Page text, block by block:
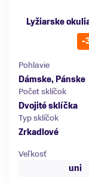
Lyžiarske
-
Pohlavie
Dámske, Pánske
Počet sklíčok
Dvojité sklíčka
Typ sklíčok
Zrkadlové
Veľkosť
uni